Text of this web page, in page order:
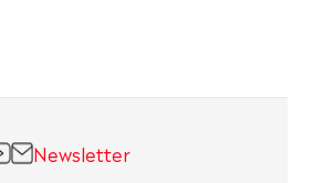
Newsletter